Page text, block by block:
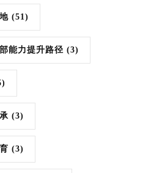
(51)
能力提升路径 (3)
(3)
(3)